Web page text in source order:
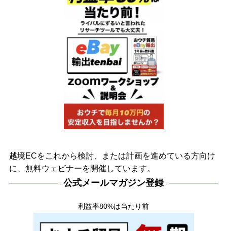
越境ECをこれから検討、または計画を進めている方向け
に、無料ウェビナーを開催しています。
公式メールマガジン登録
利益率80%は当たり前